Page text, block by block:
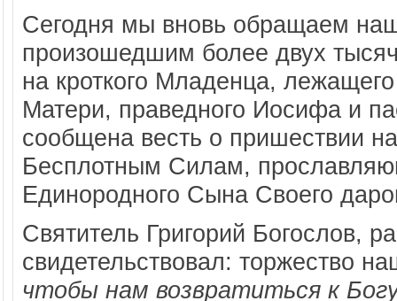
Сегодня мы вновь обращаем
произошедшим более двух
на кроткого Младенца,
Матери, праведного Иосифа и
сообщена весть о пришествии
Бесплотным Силам,
Единородного Сына Своего
Святитель Григорий Богослов,
свидетельствовал: торжество
чтобы нам возвратиться к